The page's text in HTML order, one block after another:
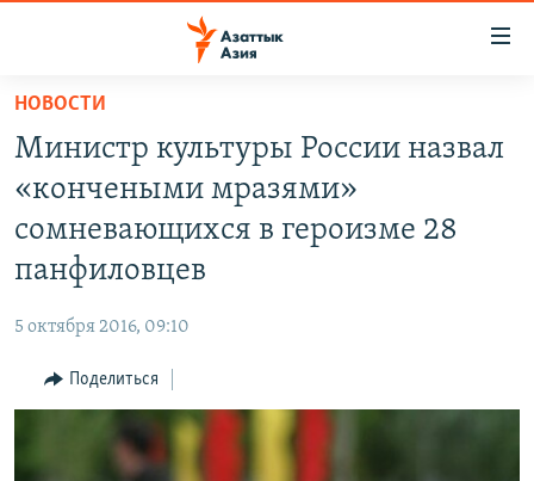
Вернуться
основному
содержанию
главной
Вернутся
поиску
УЗБЕКИСТАН
НА ДРУГИХ ЯЗЫКАХ
КЫРГЫЗЧА
ЎЗБЕКЧА
TÜRKMENÇE
ПОДПИШИТЕСЬ НА НАС В СОЦСЕТЯХ
Все сайты РСЕ/РС
НОВОСТИ
Министр культуры России назвал
«кончеными мразями»
сомневающихся в героизме 28
панфиловцев
5 октября 2016, 09:10
Поделиться